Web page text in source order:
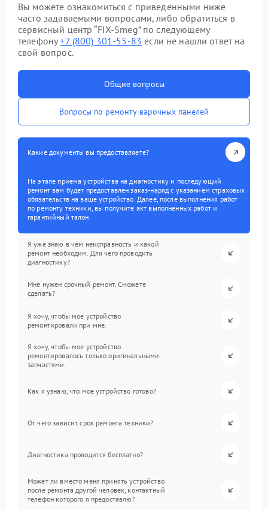
Вы можете ознакомиться с приведенными ниже
часто задаваемыми вопросами, либо обратиться в
сервисный центр “FIX-Smeg” по следующему
телефону+7 (800) 301-55-83 если не нашли ответ на
свой вопрос.
Общие вопросы
Вопросы по ремонту варочных панелей
Какие документы вы предоставляете?
На этапе приема устройства на диагностику и последующий
ремонт вам будет предоставлен заказ-наряд с указанием страховых
обязательств на ваше устройство. Далее, после выполнения работ
по ремонту техники, вы получите акт выполненных работ и
гарантийный талон.
Я уже знаю в чем неисправность и какой
ремонт необходим. Для чего проводить
диагностику?
Мне нужен срочный ремонт. Сможете
сделать?
Я хочу, чтобы мое устройство
ремонтировали при мне.
Я хочу, чтобы мое устройство
ремонтировалось только оригинальными
запчастями.
Как я узнаю, что мое устройство готово?
От чего зависит срок ремонта техники?
Диагностика проводится бесплатно?
Может ли вместо меня принять устройство
после ремонта другой человек, контактный
телефон которого я предоставлю?